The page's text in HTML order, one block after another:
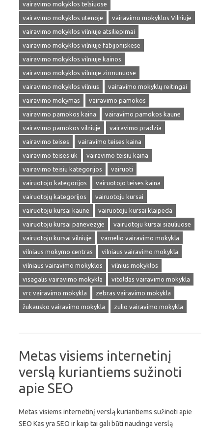
vairavimo mokyklos telsiuose
vairavimo mokyklos utenoje
vairavimo mokyklos Vilniuje
vairavimo mokyklos vilniuje atsiliepimai
vairavimo mokyklos vilniuje fabijoniskese
vairavimo mokyklos vilniuje kainos
vairavimo mokyklos vilniuje zirmunuose
vairavimo mokyklos vilnius
vairavimo mokyklų reitingai
vairavimo mokymas
vairavimo pamokos
vairavimo pamokos kaina
vairavimo pamokos kaune
vairavimo pamokos vilniuje
vairavimo pradzia
vairavimo teises
vairavimo teises kaina
vairavimo teises uk
vairavimo teisiu kaina
vairavimo teisiu kategorijos
vairuoti
vairuotojo kategorijos
vairuotojo teises kaina
vairuotojų kategorijos
vairuotoju kursai
vairuotoju kursai kaune
vairuotoju kursai klaipeda
vairuotoju kursai panevezyje
vairuotoju kursai siauliuose
vairuotoju kursai vilniuje
varnelio vairavimo mokykla
vilniaus mokymo centras
vilniaus vairavimo mokykla
vilniaus vairavimo mokyklos
vilnius mokyklos
visagalis vairavimo mokykla
vitoldas vairavimo mokykla
vrc vairavimo mokykla
zebras vairavimo mokykla
žukausko vairavimo mokykla
zulio vairavimo mokykla
Metas visiems internetinį
verslą kuriantiems sužinoti
apie SEO
Metas visiems internetinį verslą kuriantiems sužinoti apie
SEO Kas yra SEO ir kaip tai gali būti naudinga verslą